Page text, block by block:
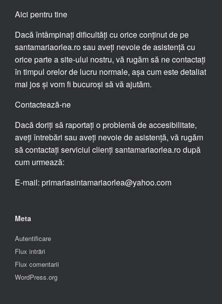
Aici pentru tine
Dacă întâmpinați dificultăți cu orice conținut de pe
santamariaorlea.ro sau aveți nevoie de asistență cu
orice parte a site-ului nostru, vă rugăm să ne contactați
în timpul orelor de lucru normale, așa cum este detaliat
mai jos și vom fi bucuroși să vă ajutăm.
Contactează-ne
Dacă doriți să raportați o problemă de accesibilitate,
aveți întrebări sau aveți nevoie de asistență, vă rugăm
să contactați serviciul clienți santamariaorlea.ro după
cum urmează:
E-mail: primariasintamariaorlea@yahoo.com
Meta
Autentificare
Flux intrări
Flux comentarii
WordPress.org